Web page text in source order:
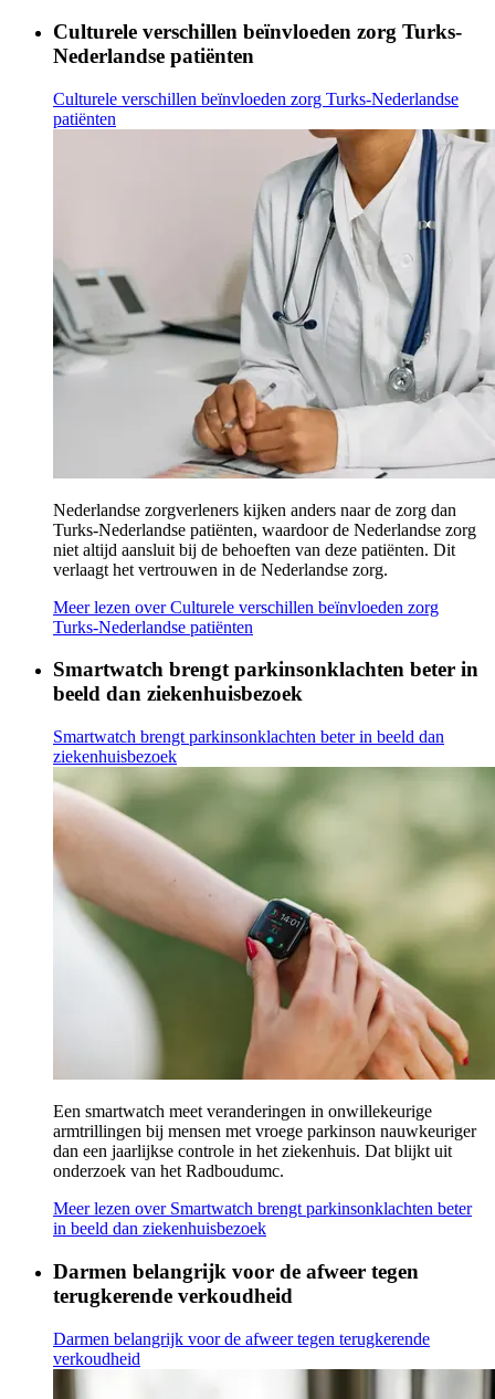
Culturele verschillen beïnvloeden zorg Turks-
Nederlandse patiënten
Culturele verschillen beïnvloeden zorg Turks-Nederlandse
patiënten
Nederlandse zorgverleners kijken anders naar de zorg dan
Turks-Nederlandse patiënten, waardoor de Nederlandse zorg
niet altijd aansluit bij de behoeften van deze patiënten. Dit
verlaagt het vertrouwen in de Nederlandse zorg.
Meer lezen over Culturele verschillen beïnvloeden zorg
Turks-Nederlandse patiënten
Smartwatch brengt parkinsonklachten beter in
beeld dan ziekenhuisbezoek
Smartwatch brengt parkinsonklachten beter in beeld dan
ziekenhuisbezoek
Een smartwatch meet veranderingen in onwillekeurige
armtrillingen bij mensen met vroege parkinson nauwkeuriger
dan een jaarlijkse controle in het ziekenhuis. Dat blijkt uit
onderzoek van het Radboudumc.
Meer lezen over Smartwatch brengt parkinsonklachten beter
in beeld dan ziekenhuisbezoek
Darmen belangrijk voor de afweer tegen
terugkerende verkoudheid
Darmen belangrijk voor de afweer tegen terugkerende
verkoudheid